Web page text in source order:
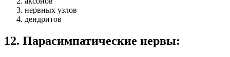
нервных узлов
дендритов
12. Парасимпатические нервы: